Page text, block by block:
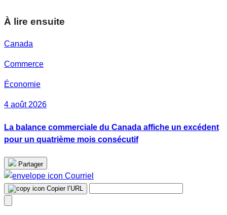
À lire ensuite
Canada
Commerce
Économie
4 août 2026
La balance commerciale du Canada affiche un excédent
pour un quatrième mois consécutif
Partager
Courriel
Copier l’URL